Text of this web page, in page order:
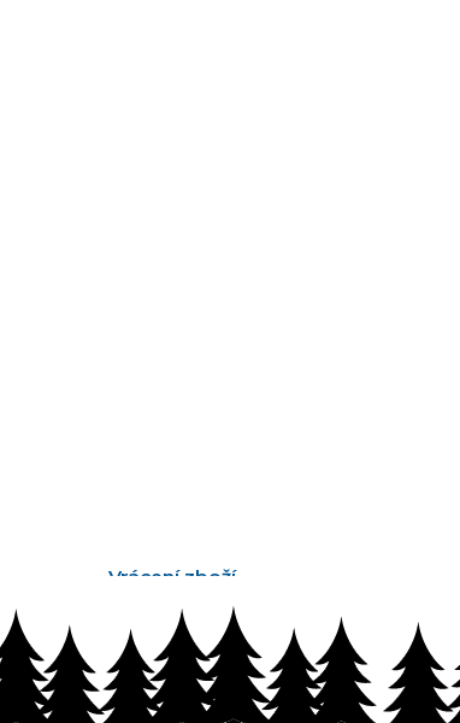
Vrácení zboží